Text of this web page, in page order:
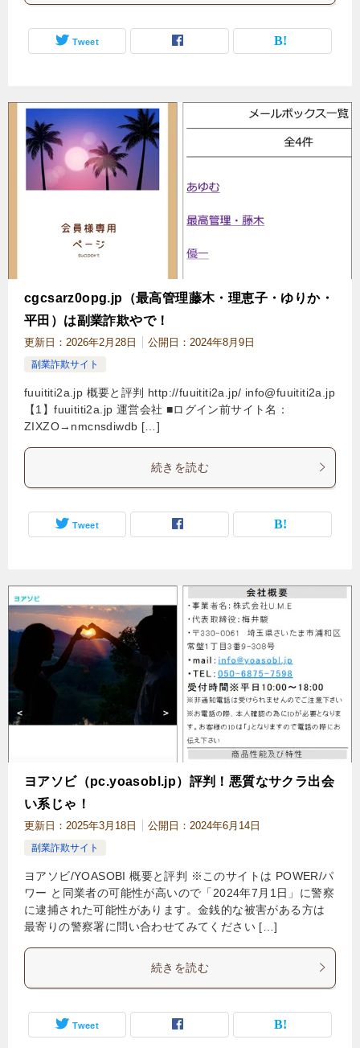
Tweet
cgcsarz0opg.jp（最高管理藤木・理恵子・ゆりか・
平田）は副業詐欺やで！
更新日： 2026年2月28日 公開日： 2024年8月9日
副業詐欺サイト
fuuititi2a.jp 概要と評判 http://fuuititi2a.jp/ info@fuuititi2a.jp
【1】fuuititi2a.jp 運営会社 ■ログイン前サイト名：
ZIXZO→nmcnsdiwdb […]
続きを読む
Tweet
ヨアソビ（pc.yoasobl.jp）評判！悪質なサクラ出会
い系じゃ！
更新日： 2025年3月18日 公開日： 2024年6月14日
副業詐欺サイト
ヨアソビ/YOASOBI 概要と評判 ※このサイトは POWER/パ
ワー と同業者の可能性が高いので「2024年7月1日」に警察
に逮捕された可能性があります。金銭的な被害がある方は
最寄りの警察署に問い合わせてみてください […]
続きを読む
Tweet